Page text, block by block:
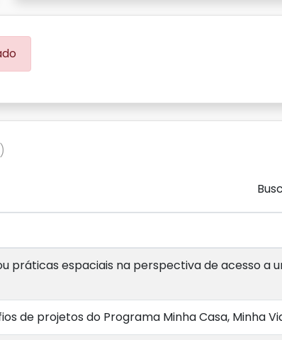
práticas espaciais na perspectiva de acesso a
de projetos do Programa Minha Casa, Minha